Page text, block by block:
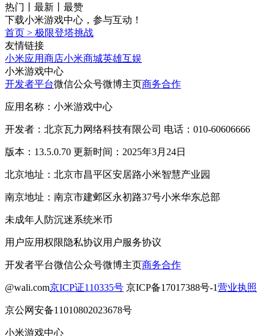
热门
最新
最赞
下载小米游戏中心，参与互动！
首页 > 极限登塔挑战
友情链接
小米应用商店小米商城英雄互娱
小米游戏中心
开发者平台微信公众号微博主页商务合作
应用名称：小米游戏中心
开发者：北京瓦力网络科技有限公司 电话：010-60606666
版本：13.5.0.70 更新时间：2025年3月24日
北京地址：北京市昌平区安居路小米智慧产业园
南京地址：南京市建邺区永初路37号小米华东总部
未成年人防沉迷系统米币
用户应用权限隐私协议用户服务协议
开发者平台微信公众号微博主页商务合作
@wali.com京ICP证110335号 京ICP备17017388号-1营业执照
京公网安备11010802023678号
小米游戏中心